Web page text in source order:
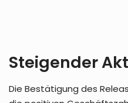
Steigender
Die Bestätigung des